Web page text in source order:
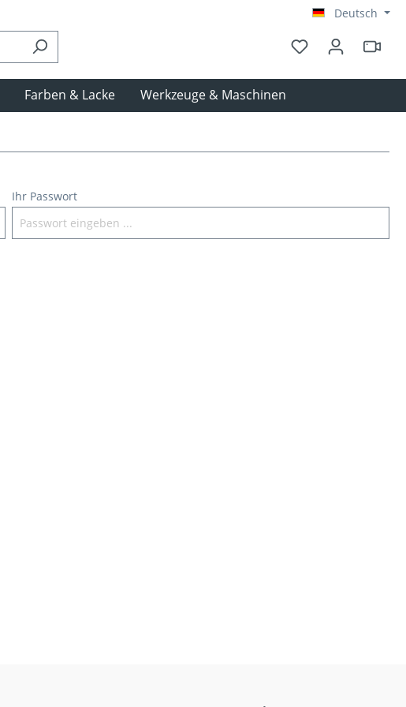
Deutsch
Farben & Lacke Werkzeuge & Maschinen
Ihr Passwort